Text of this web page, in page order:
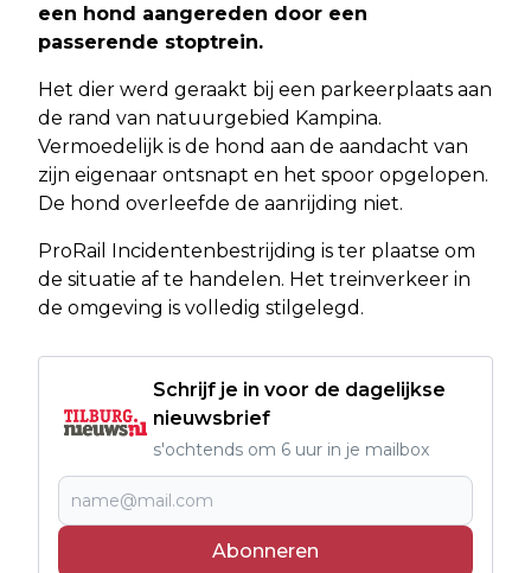
een hond aangereden door een
passerende stoptrein.
Het dier werd geraakt bij een parkeerplaats aan
de rand van natuurgebied Kampina.
Vermoedelijk is de hond aan de aandacht van
zijn eigenaar ontsnapt en het spoor opgelopen.
De hond overleefde de aanrijding niet.
ProRail Incidentenbestrijding is ter plaatse om
de situatie af te handelen. Het treinverkeer in
de omgeving is volledig stilgelegd.
Schrijf je in voor de dagelijkse
nieuwsbrief
s'ochtends om 6 uur in je mailbox
Abonneren